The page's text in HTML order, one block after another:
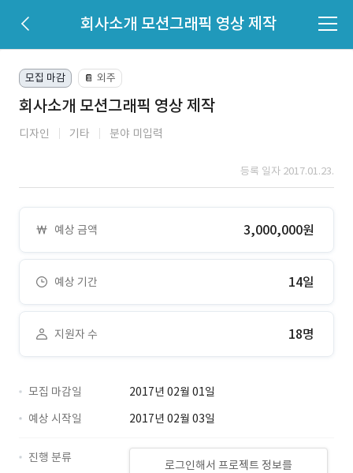
회사소개 모션그래픽 영상 제작
모집 마감 📔 외주
회사소개 모션그래픽 영상 제작
디자인 기타 분야 미입력
등록 일자 2017.01.23.
예상 금액 3,000,000원
예상 기간 14일
지원자 수 18명
모집 마감일
2017년 02월 01일
예상 시작일
2017년 02월 03일
로그인해서 프로젝트 정보를
진행 분류